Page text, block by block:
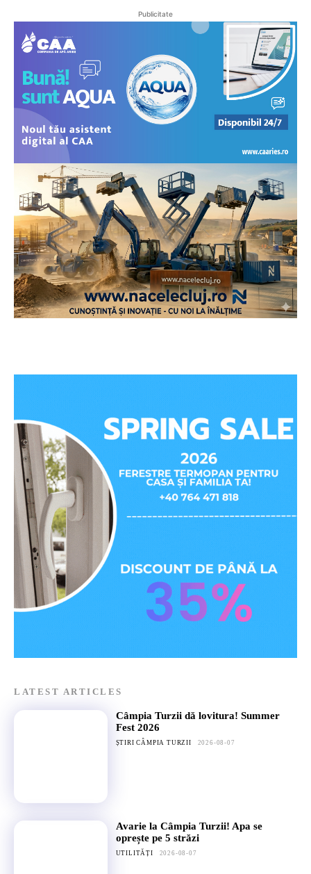
Publicitate
LATEST ARTICLES
Câmpia Turzii dă lovitura! Summer
Fest 2026
ȘTIRI CÂMPIA TURZII 2026-08-07
Avarie la Câmpia Turzii! Apa se
oprește pe 5 străzi
UTILITĂȚI 2026-08-07